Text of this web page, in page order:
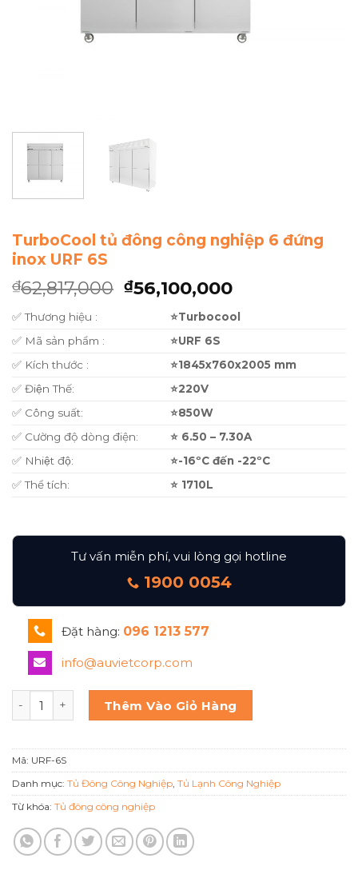
TurboCool tủ đông công nghiệp 6 đứng
inox URF 6S
₫62,817,000 ₫56,100,000
✅ Thương hiệu :
⭐Turbocool
✅ Mã sản phẩm :
⭐URF 6S
✅ Kích thước :
⭐1845x760x2005 mm
✅ Điện Thế:
⭐220V
✅ Công suất:
⭐850W
✅ Cường độ dòng điện:
⭐ 6.50 – 7.30A
✅ Nhiệt độ:
⭐-16ºC đến -22ºC
✅ Thể tích:
⭐ 1710L
Tư vấn miễn phí, vui lòng gọi hotline
1900 0054
Đặt hàng: 096 1213 577
info@auvietcorp.com
TurboCool tủ đông công nghiệp 6 đứng inox URF 6S số
Thêm Vào Giỏ Hàng
Mã: URF-6S
Danh mục: Tủ Đông Công Nghiệp Tủ Lạnh Công Nghiệp
Từ khóa: Tủ đông công nghiệp